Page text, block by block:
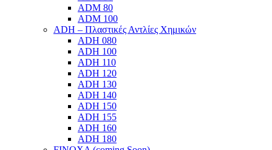
ADM 80
ADM 100
ADH – Πλαστικές Αντλίες Χημικών
ADH 080
ADH 100
ADH 110
ADH 120
ADH 130
ADH 140
ADH 150
ADH 155
ADH 160
ADH 180